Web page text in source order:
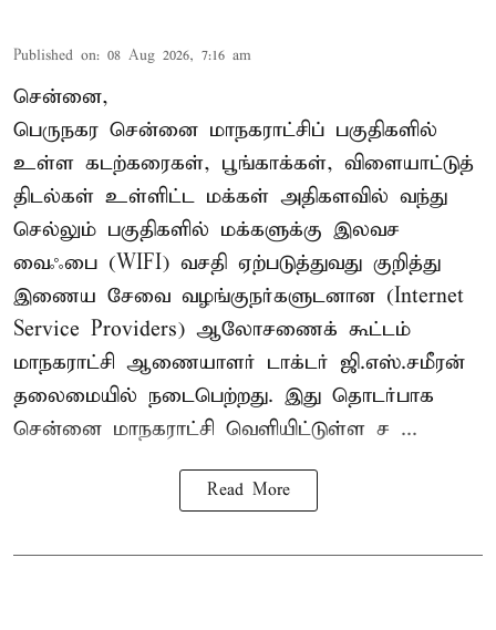
Published on: 08 Aug 2026, 7:16 am
சென்னை,
பெருநகர சென்னை மாநகராட்சிப் பகுதிகளில்
உள்ள கடற்கரைகள், பூங்காக்கள், விளையாட்டுத்
திடல்கள் உள்ளிட்ட மக்கள் அதிகளவில் வந்து
செல்லும் பகுதிகளில் மக்களுக்கு இலவச
வைஃபை (WIFI) வசதி ஏற்படுத்துவது குறித்து
இணைய சேவை வழங்குநர்களுடனான (Internet
Service Providers) ஆலோசணைக் கூட்டம்
மாநகராட்சி ஆணையாளர் டாக்டர் ஜி.எஸ்.சமீரன்
தலைமையில் நடைபெற்றது. இது தொடர்பாக
சென்னை மாநகராட்சி வெளியிட்டுள்ள ச ...
Read More